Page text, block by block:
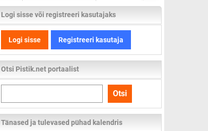
Logi sisse või registreeri kasutajaks
Logi sisse Registreeri kasutaja
Otsi Pistik.net portaalist
kogu
lehelt
Otsi
Tänased ja tulevased pühad kalendris